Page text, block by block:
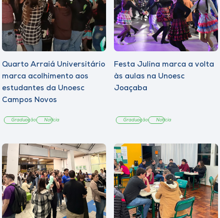
Quarto Arraiá Universitário
marca acolhimento aos
estudantes da Unoesc
Campos Novos
Graduação Notícia
Festa Julina marca a volta
às aulas na Unoesc
Joaçaba
Graduação Notícia